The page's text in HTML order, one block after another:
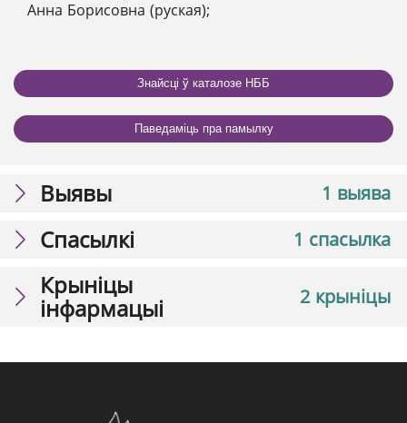
Анна Борисовна (руская);
Знайсці ў каталозе НББ
Паведаміць пра памылку
1 выява
Выявы
1 спасылка
Спасылкі
2 крыніцы
Крыніцы
інфармацыі